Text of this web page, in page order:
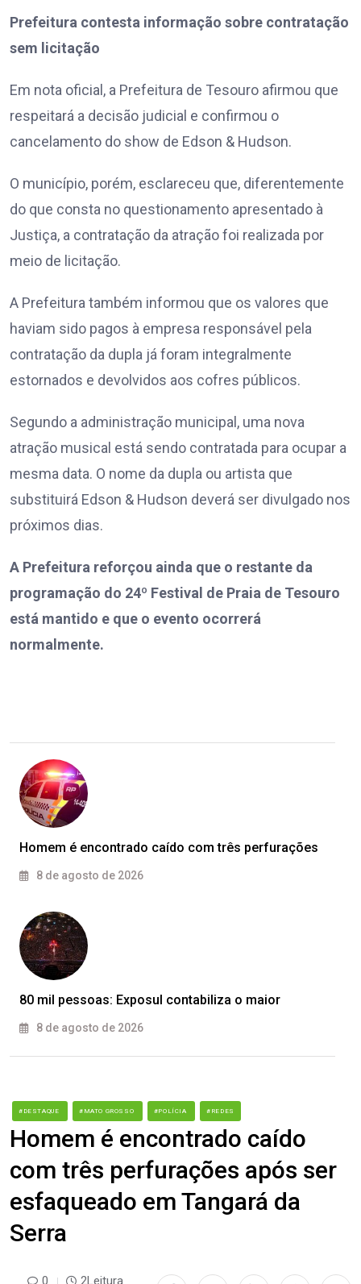
Prefeitura contesta informação sobre contratação
sem licitação
Em nota oficial, a Prefeitura de Tesouro afirmou que
respeitará a decisão judicial e confirmou o
cancelamento do show de Edson & Hudson.
O município, porém, esclareceu que, diferentemente
do que consta no questionamento apresentado à
Justiça, a contratação da atração foi realizada por
meio de licitação.
A Prefeitura também informou que os valores que
haviam sido pagos à empresa responsável pela
contratação da dupla já foram integralmente
estornados e devolvidos aos cofres públicos.
Segundo a administração municipal, uma nova
atração musical está sendo contratada para ocupar a
mesma data. O nome da dupla ou artista que
substituirá Edson & Hudson deverá ser divulgado nos
próximos dias.
A Prefeitura reforçou ainda que o restante da
programação do 24º Festival de Praia de Tesouro
está mantido e que o evento ocorrerá
normalmente.
Homem é encontrado caído com três perfurações
8 de agosto de 2026
80 mil pessoas: Exposul contabiliza o maior
8 de agosto de 2026
#DESTAQUE #MATO GROSSO #POLÍCIA #REDES
Homem é encontrado caído
com três perfurações após ser
esfaqueado em Tangará da
Serra
0 2Leitura